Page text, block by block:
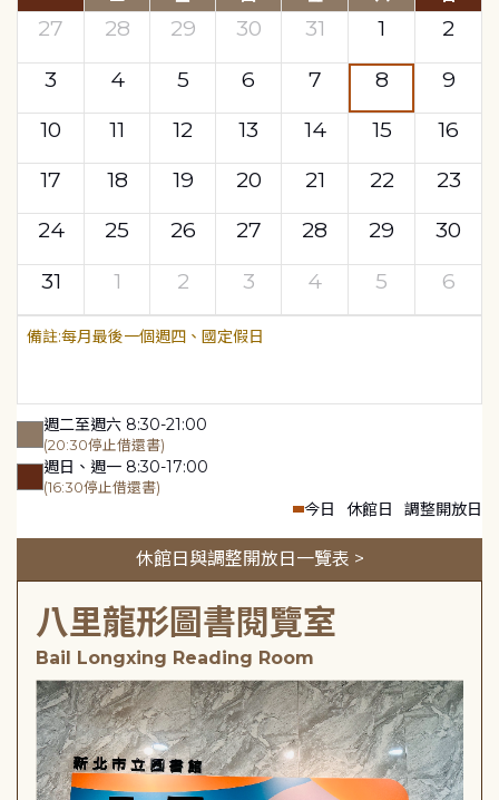
27 28 29 30 31 1
2
3
4 5 6 7 8
9
10
11 12 13 14 15
16
17
18 19 20 21 22
23
24
25 26 27 28 29
30
31
1 2 3 4 5 6
每月最後一個週四、國定假日
週二至週六 8:30-21:00
(20:30停止借還書)
週日、週一 8:30-17:00
(16:30停止借還書)
今日 休館日 調整開放日
休館日與調整開放日一覽表 >
八里龍形圖書閱覽室
Bail Longxing Reading Room